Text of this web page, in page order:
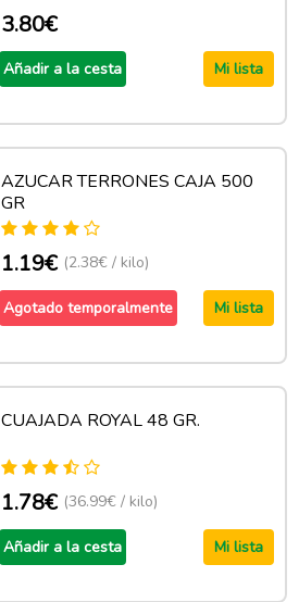
3.80€
Añadir a la cesta Mi lista
AZUCAR TERRONES CAJA 500
GR
1.19€ (2.38€ / kilo)
Agotado temporalmente Mi lista
CUAJADA ROYAL 48 GR.
1.78€ (36.99€ / kilo)
Añadir a la cesta Mi lista